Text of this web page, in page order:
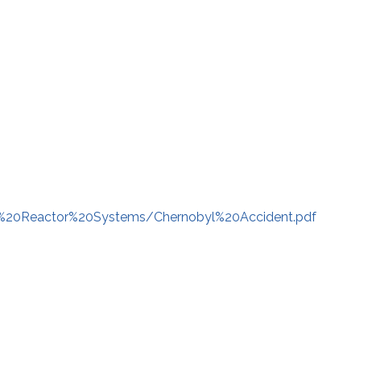
Chernobyl%20Accident.pdf